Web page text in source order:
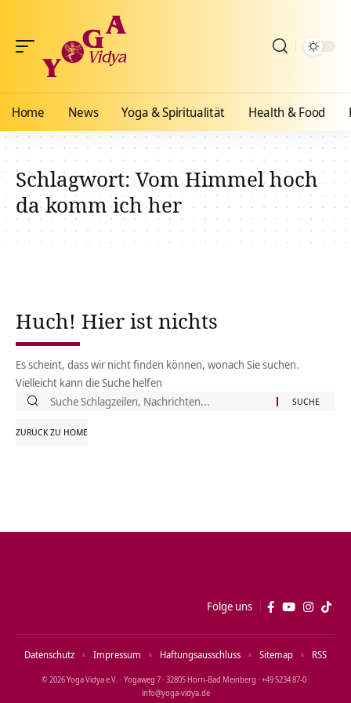
Home News Yoga & Spiritualität Health & Food
Schlagwort:Vom Himmel hoch
da komm ich her
Huch! Hier ist nichts
Es scheint, dass wir nicht finden können, wonach Sie suchen.
Vielleicht kann die Suche helfen
Suche
ZURÜCK ZU HOME
Folge uns
© 2026 Yoga Vidya e.V. · Yogaweg 7 · 32805 Horn‑Bad Meinberg · +49 5234 87‑0 ·
info@yoga‑vidya.de
Datenschutz Impressum Haftungsausschluss Sitemap RSS